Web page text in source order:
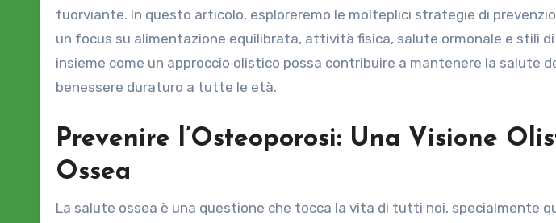
fuorviante. In questo articolo, esploreremo le molteplici strategie di
un focus su alimentazione equilibrata, attività fisica, salute ormonale e stili
insieme come un approccio olistico possa contribuire a mantenere la salute
benessere duraturo a tutte le età.
Prevenire l’Osteoporosi: Una Visione
Ossea
La salute ossea è una questione che tocca la vita di tutti noi, specialmente